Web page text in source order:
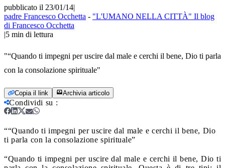
pubblicato il 23/01/14|
padre Francesco Occhetta - "L'UMANO NELLA CITTÀ" Il blog
di Francesco Occhetta
|5 min di lettura
"“Quando ti impegni per uscire dal male e cerchi il bene, Dio ti parla
con la consolazione spirituale"
Copia il link Archivia articolo
Condividi su :
““Quando ti impegni per uscire dal male e cerchi il bene, Dio
ti parla con la consolazione spirituale”
“Quando ti impegni per uscire dal male e cerchi il bene, Dio ti